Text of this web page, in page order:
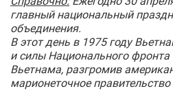
главный национальный
объединения.
В этот день в 1975 году
и силы Национального
Вьетнама, разгромив
марионеточное